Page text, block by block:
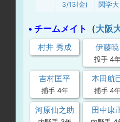
3/13(金) 関学大
• チームメイト （大阪
村井 秀成 伊藤暁
投手 4
吉村匡平
捕手 4年
本田航
捕手 4
河原仙之助 田中康